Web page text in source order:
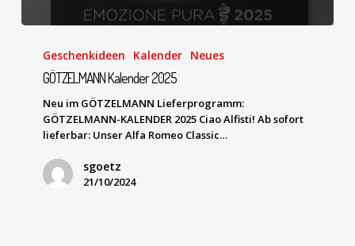
Geschenkideen Kalender Neues
GÖTZELMANN Kalender 2025
Neu im GÖTZELMANN Lieferprogramm:
GÖTZELMANN-KALENDER 2025 Ciao Alfisti! Ab sofort
lieferbar: Unser Alfa Romeo Classic…
sgoetz
21/10/2024